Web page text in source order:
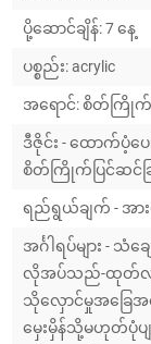
ပို့ဆောင်ချိန်: 7 နေ့
ပစ္စည်း: acrylic
အရောင်: စိတ်ကြိုက်
ဒီဇိုင်း - ထောက်ပံ့ပ
စိတ်ကြိုက်ပြင်ဆင်ခ
ရည်ရွယ်ချက် - အား
အင်္ဂါရပ်များ - သံ
လိုအပ်သည်-ထုတ်လုပ်မှု
သိုလှောင်မှုအခြေအ
မှေးမှိန်သို့မဟုတ်ပုံပ